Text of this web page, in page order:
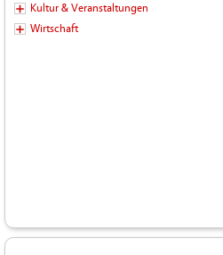
Kultur & Veranstaltungen
Wirtschaft